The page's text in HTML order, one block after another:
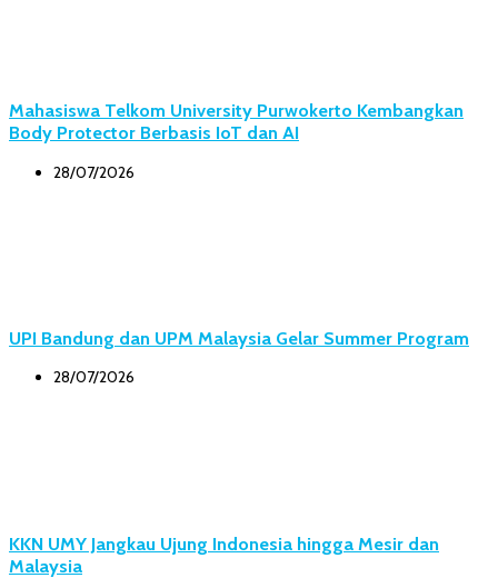
Mahasiswa Telkom University Purwokerto Kembangkan
Body Protector Berbasis IoT dan AI
28/07/2026
UPI Bandung dan UPM Malaysia Gelar Summer Program
28/07/2026
KKN UMY Jangkau Ujung Indonesia hingga Mesir dan
Malaysia